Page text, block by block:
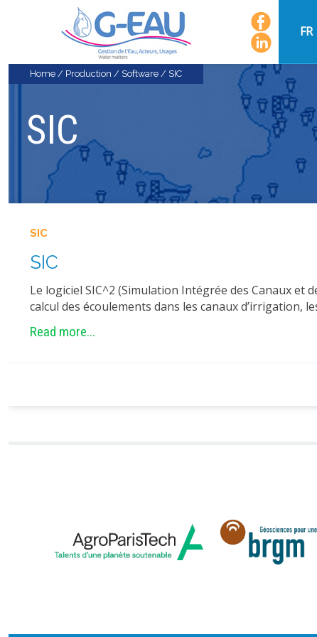
FR
Home / Production / Software / SIC
SIC
SIC
SIC
Le logiciel SIC^2 (Simulation Intégrée des Canaux
calcul des écoulements dans les canaux d’irrigation,
Read more...